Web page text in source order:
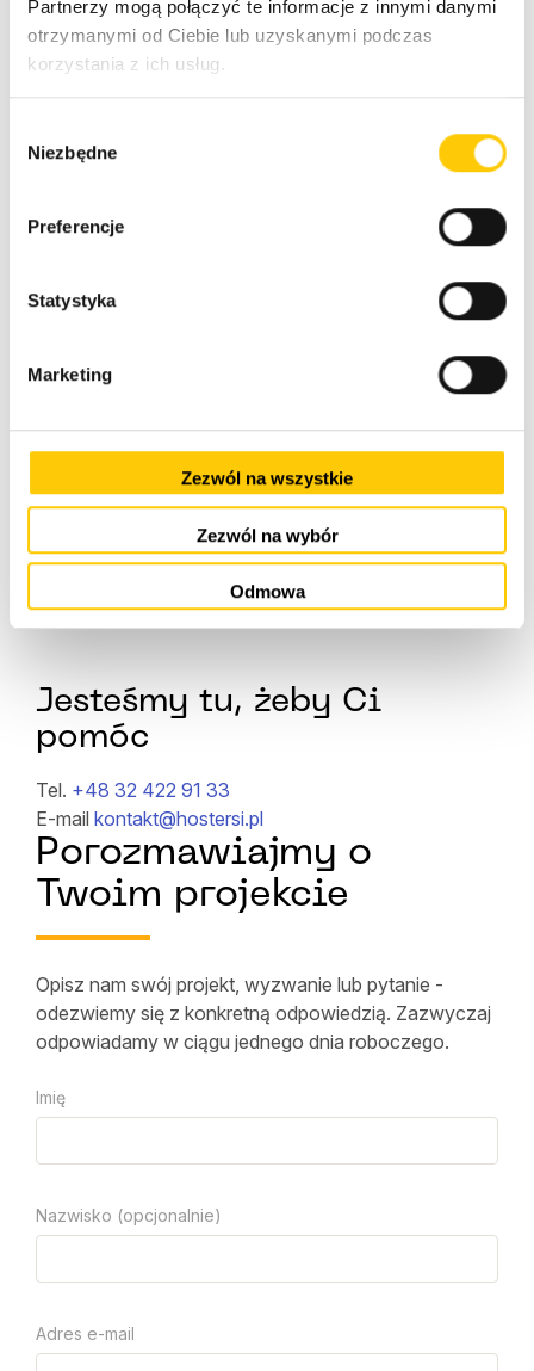
Partnerzy mogą połączyć te informacje z innymi danymi
otrzymanymi od Ciebie lub uzyskanymi podczas
korzystania z ich usług.
Niezbędne
Preferencje
Statystyka
Marketing
Zezwól na wszystkie
Zezwól na wybór
Odmowa
Jesteśmy tu, żeby Ci
pomóc
Tel. +48 32 422 91 33
E-mail kontakt@hostersi.pl
Porozmawiajmy o
Twoim projekcie
Opisz nam swój projekt, wyzwanie lub pytanie -
odezwiemy się z konkretną odpowiedzią. Zazwyczaj
odpowiadamy w ciągu jednego dnia roboczego.
Imię
Nazwisko (opcjonalnie)
Adres e-mail